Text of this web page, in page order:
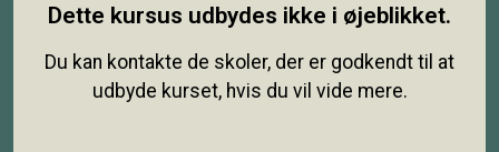
Dette kursus udbydes ikke i øjeblikket.
Du kan kontakte de skoler, der er godkendt til at
udbyde kurset, hvis du vil vide mere.